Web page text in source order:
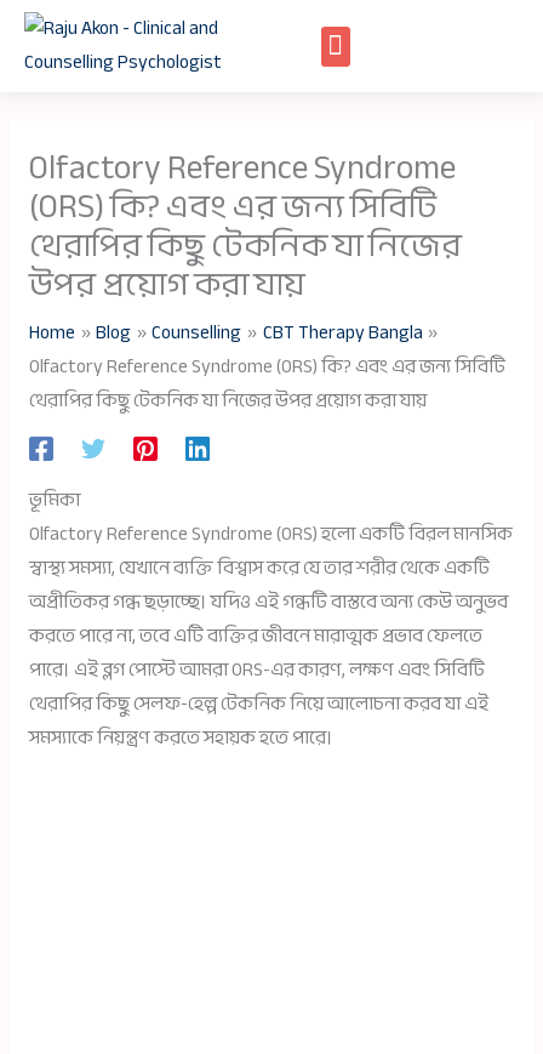
Skip
Olfactory Reference Syndrome
(ORS) কি? এবং এর জন্য সিবিটি
থেরাপির কিছু টেকনিক যা নিজের
উপর প্রয়োগ করা যায়
Home Blog Counselling
CBT Therapy Bangla
Olfactory Reference Syndrome (ORS) কি? এবং এর জন্য সিবিটি
থেরাপির কিছু টেকনিক যা নিজের উপর প্রয়োগ করা যায়
ভূমিকা
Olfactory Reference Syndrome (ORS) হলো একটি বিরল মানসিক
স্বাস্থ্য সমস্যা, যেখানে ব্যক্তি বিশ্বাস করে যে তার শরীর থেকে একটি
অপ্রীতিকর গন্ধ ছড়াচ্ছে। যদিও এই গন্ধটি বাস্তবে অন্য কেউ অনুভব
করতে পারে না, তবে এটি ব্যক্তির জীবনে মারাত্মক প্রভাব ফেলতে
পারে। এই ব্লগ পোস্টে আমরা ORS-এর কারণ, লক্ষণ এবং সিবিটি
থেরাপির কিছু সেলফ-হেল্প টেকনিক নিয়ে আলোচনা করব যা এই
সমস্যাকে নিয়ন্ত্রণ করতে সহায়ক হতে পারে।